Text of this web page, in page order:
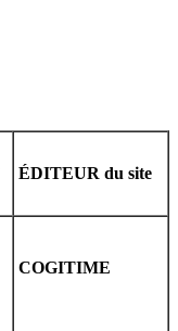
ÉDITEUR du site
COGITIME